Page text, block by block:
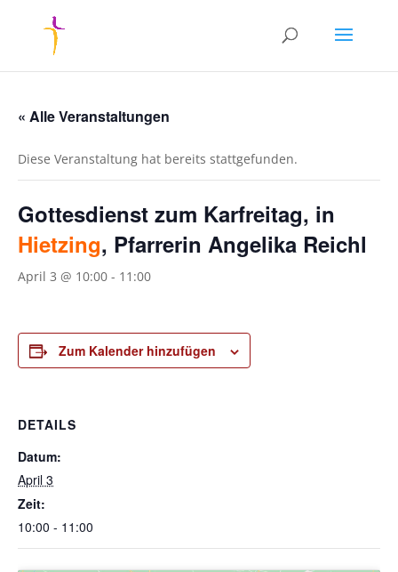
« Alle Veranstaltungen
Diese Veranstaltung hat bereits stattgefunden.
Gottesdienst zum Karfreitag, in
Hietzing, Pfarrerin Angelika Reichl
April 3 @ 10:00 - 11:00
Zum Kalender hinzufügen
DETAILS
Datum:
April 3
Zeit:
10:00 - 11:00